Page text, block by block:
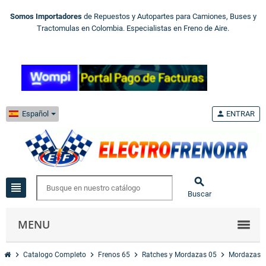
Somos Importadores de Repuestos y Autopartes para Camiones, Buses y
Tractomulas en Colombia. Especialistas en Freno de Aire.
Español
view_headline 
Buscar
person ENTRAR
MENU
chevron_right Catalogo Completo chevron_right Frenos 65 chevron_right Ratches y Mordazas 05 chevron_right Mordazas